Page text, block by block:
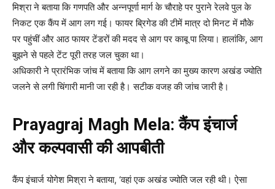
मिश्रा ने बताया कि गणपति और अन्नपूर्णा मार्ग के चौराहे पर पुराने रेलवे पुल के
निकट एक कैंप में आग लग गई। फायर ब्रिगेड की टीमें मात्र दो मिनट में मौके
पर पहुंचीं और आठ फायर टेंडरों की मदद से आग पर काबू पा लिया। हालांकि, आग
बुझने से पहले टेंट पूरी तरह जल चुका था।
अधिकारी ने प्रारंभिक जांच में बताया कि आग लगने का मुख्य कारण अखंड ज्योति
जलने से लगी चिंगारी मानी जा रही है। सटीक वजह की जांच जारी है।
Prayagraj Magh Mela: कैंप इंचार्ज
और कल्पवासी की आपबीती
कैंप इंचार्ज योगेश मिश्रा ने बताया, ‘वहां एक अखंड ज्योति जल रही थी। ऐसा